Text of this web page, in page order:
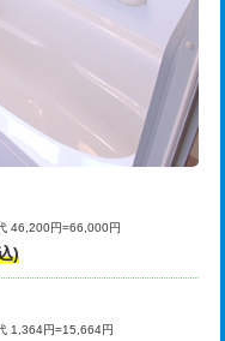
8,800円
22,000円
33,000円
46,200円=66,000円
)
1,364円=15,664円